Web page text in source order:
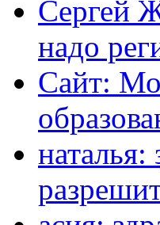
Сергей
надо
Сайт:
наталья: